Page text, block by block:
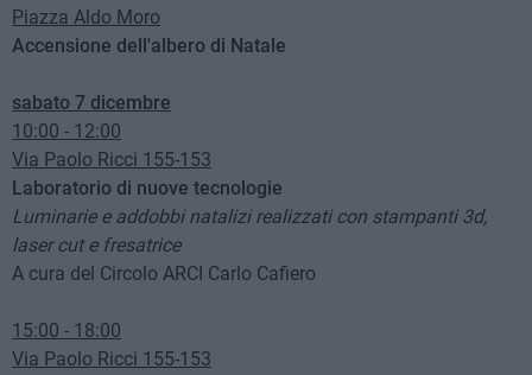
Piazza Aldo Moro
Accensione dell'albero di Natale
sabato 7 dicembre
10:00 - 12:00
Via Paolo Ricci 155-153
Laboratorio di nuove tecnologie
Luminarie e addobbi natalizi realizzati con stampanti 3d,
laser cut e fresatrice
A cura del Circolo ARCI Carlo Cafiero
15:00 - 18:00
Via Paolo Ricci 155-153